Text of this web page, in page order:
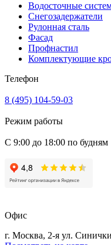
Водосточные
Снегозадержатели
Рулонная сталь
Фасад
Профнастил
Комплектующие
Телефон
8 (495) 104-59-03
Режим работы
С 9:00 до 18:00 по будням
Офис
г. Москва, 2-я ул.